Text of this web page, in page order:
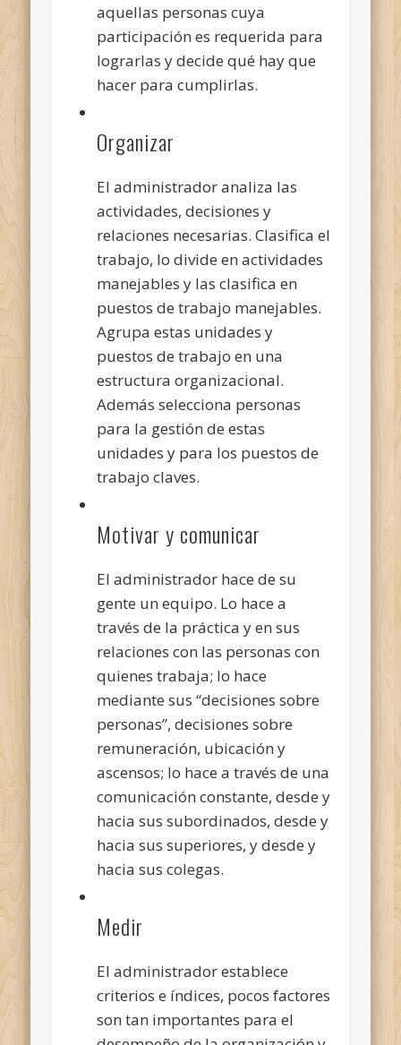
aquellas personas cuya
participación es requerida para
lograrlas y decide qué hay que
hacer para cumplirlas.
Organizar
El administrador analiza las
actividades, decisiones y
relaciones necesarias. Clasifica el
trabajo, lo divide en actividades
manejables y las clasifica en
puestos de trabajo manejables.
Agrupa estas unidades y
puestos de trabajo en una
estructura organizacional.
Además selecciona personas
para la gestión de estas
unidades y para los puestos de
trabajo claves.
Motivar y comunicar
El administrador hace de su
gente un equipo. Lo hace a
través de la práctica y en sus
relaciones con las personas con
quienes trabaja; lo hace
mediante sus “decisiones sobre
personas”, decisiones sobre
remuneración, ubicación y
ascensos; lo hace a través de una
comunicación constante, desde y
hacia sus subordinados, desde y
hacia sus superiores, y desde y
hacia sus colegas.
Medir
El administrador establece
criterios e índices, pocos factores
son tan importantes para el